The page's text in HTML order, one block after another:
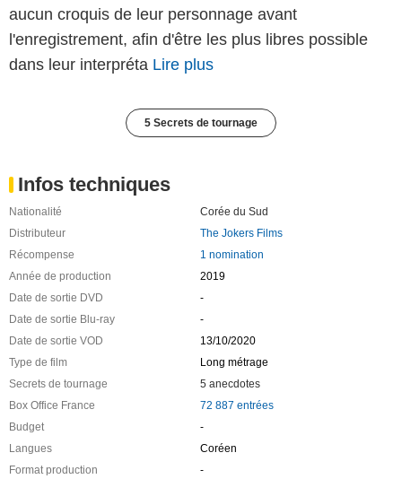
aucun croquis de leur personnage avant
l'enregistrement, afin d'être les plus libres possible
dans leur interpréta Lire plus
5 Secrets de tournage
Infos techniques
Nationalité
Corée du Sud
Distributeur
The Jokers Films
Récompense
1 nomination
Année de production
2019
Date de sortie DVD
-
Date de sortie Blu-ray
-
Date de sortie VOD
13/10/2020
Type de film
Long métrage
Secrets de tournage
5 anecdotes
Box Office France
72 887 entrées
Budget
-
Langues
Coréen
Format production
-